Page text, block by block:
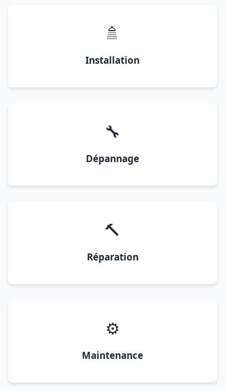
🚿
Installation
🔧
Dépannage
🔨
Réparation
⚙️
Maintenance